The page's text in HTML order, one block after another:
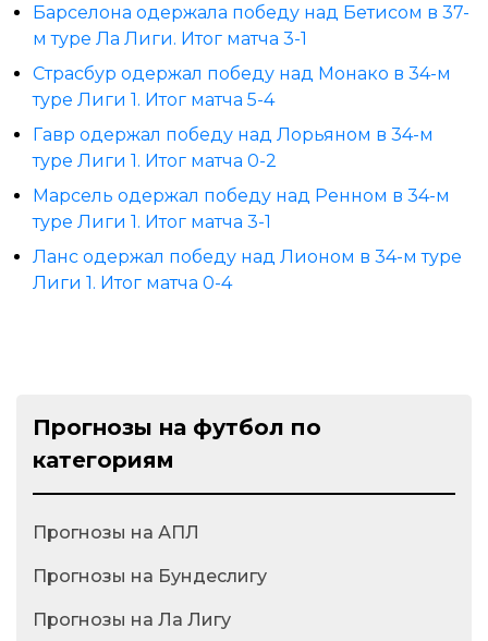
Барселона одержала победу над Бетисом в 37-
м туре Ла Лиги. Итог матча 3-1
Страсбур одержал победу над Монако в 34-м
туре Лиги 1. Итог матча 5-4
Гавр одержал победу над Лорьяном в 34-м
туре Лиги 1. Итог матча 0-2
Марсель одержал победу над Ренном в 34-м
туре Лиги 1. Итог матча 3-1
Ланс одержал победу над Лионом в 34-м туре
Лиги 1. Итог матча 0-4
Прогнозы на футбол по
категориям
Прогнозы на АПЛ
Прогнозы на Бундеслигу
Прогнозы на Ла Лигу